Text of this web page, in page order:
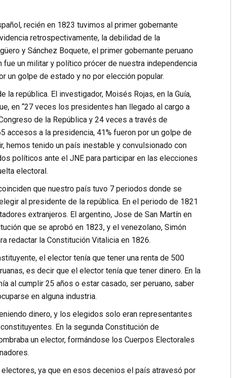
recién en 1823 tuvimos al primer gobernante
retrospectivamente, la debilidad de la
y Sánchez Boquete, el primer gobernante peruano
un militar y político prócer de nuestra independencia
un golpe de estado y no por elección popular.
república. El investigador, Moisés Rojas, en la Guía,
en “27 veces los presidentes han llegado al cargo a
de la República y 24 veces a través de
accesos a la presidencia, 41% fueron por un golpe de
hemos tenido un país inestable y convulsionado con
políticos ante el JNE para participar en las elecciones
electoral.
que nuestro país tuvo 7 periodos donde se
al presidente de la república. En el periodo de 1821
extranjeros. El argentino, Jose de San Martín en
que se aprobó en 1823, y el venezolano, Simón
redactar la Constitución Vitalicia en 1826.
el elector tenía que tener una renta de 500
es decir que el elector tenía que tener dinero. En la
al cumplir 25 años o estar casado, ser peruano, saber
en alguna industria.
dinero, y los elegidos solo eran representantes
En la segunda Constitución de
un elector, formándose los Cuerpos Electorales
ya que en esos decenios el país atravesó por